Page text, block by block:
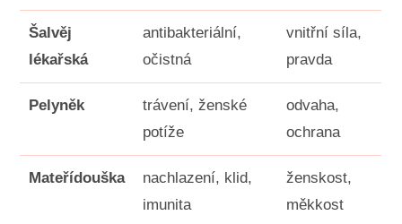
Šalvěj
lékařská
antibakteriální,
očistná
vnitřní síla,
pravda
Pelyněk
trávení, ženské
potíže
odvaha,
ochrana
Mateřídouška
nachlazení, klid,
imunita
ženskost,
měkkost